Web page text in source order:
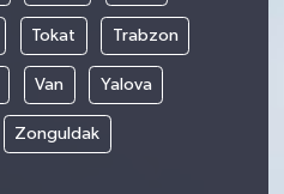
Tokat Trabzon
Van Yalova
Zonguldak